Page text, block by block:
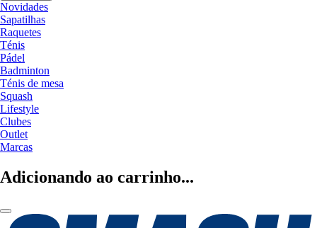
Novidades
Sapatilhas
Raquetes
Ténis
Pádel
Badminton
Ténis de mesa
Squash
Lifestyle
Clubes
Outlet
Marcas
Adicionando ao carrinho...